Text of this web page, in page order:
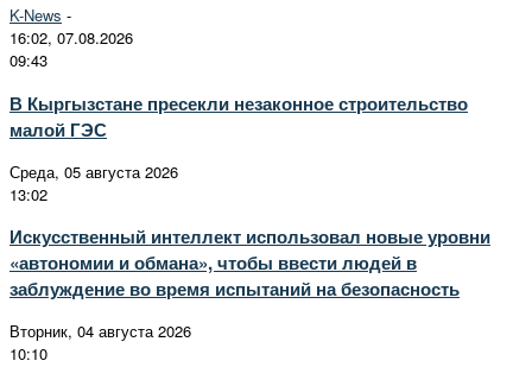
K-News -
16:02, 07.08.2026
09:43
В Кыргызстане пресекли незаконное строительство
малой ГЭС
Среда, 05 августа 2026
13:02
Искусственный интеллект использовал новые уровни
«автономии и обмана», чтобы ввести людей в
заблуждение во время испытаний на безопасность
Вторник, 04 августа 2026
10:10